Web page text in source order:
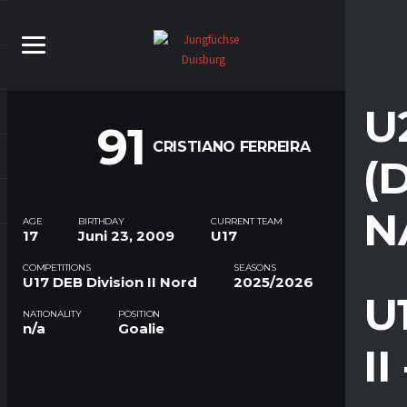
II
91 CRISTIANO FERREIRA
AGE
17
BIRTHDAY
Juni 23, 2009
CURRENT TEAM
U17
COMPETITIONS
U17 DEB Division II Nord
SEASONS
2025/2026
NATIONALITY
n/a
POSITION
Goalie